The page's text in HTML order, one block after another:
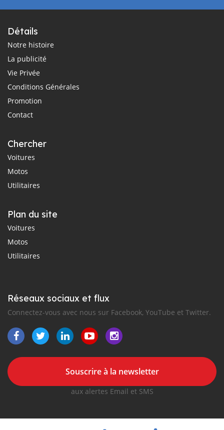
Détails
Notre histoire
La publicité
Vie Privée
Conditions Générales
Promotion
Contact
Chercher
Voitures
Motos
Utilitaires
Plan du site
Voitures
Motos
Utilitaires
Réseaux sociaux et flux
Connectez-vous avec nous sur Facebook, YouTube et Twitter.
Souscrire à la newsletter
aux alertes Email et SMS